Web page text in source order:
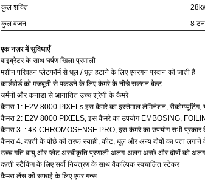
कुल शक्ति
कुल वजन
8 टन
एक नज़र में सुविधाएँ
वाइब्रेटर के साथ घर्षण खिला प्रणाली
मशीन परिवहन प्लेटफॉर्म से धूल / धूल हटाने के लिए एयरगन प्रदान की जाती हैं
कार्डबोर्ड को मजबूती से पकड़ने के लिए कैमरे के नीचे सक्शन बेल्ट
जर्मनी और कनाडा से आयातित उच्च श्रेणी के कैमरे
कैमरा 1: E2V 8000 PIXELs इस कैमरे का इस्तेमाल लेमिनेशन, रीकोम्प्यूटिंग,
कैमरा 2: E2V 8000 PIXELS, इस कैमरे का उपयोग EMBOSING,
कैमरा 3 .: 4K CHROMOSENSE PRO, इस कैमरे का उपयोग सभी प्रकार
कैमरा 4: दफ़्ती के पीछे की तरफ स्याही, कीट, धूल और अन्य दोषों का पता लगाने
उच्च गति वायु और प्लेट अस्वीकृति प्रणाली अलग-अलग अच्छे और दोषों को
दफ़्ती स्टैकिंग के लिए सर्वो नियंत्रण के साथ वैकल्पिक स्वचालित स्टेकर
कैमरा लेंस की सफाई के लिए एयर गन्स